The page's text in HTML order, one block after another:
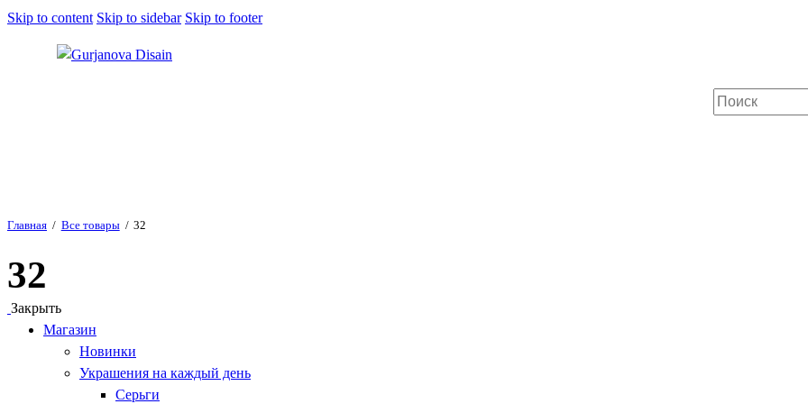
Skip to content Skip to sidebar Skip to footer
Главная Все товары 32
32
Закрыть
Магазин
Новинки
Украшения на каждый день
Серьги